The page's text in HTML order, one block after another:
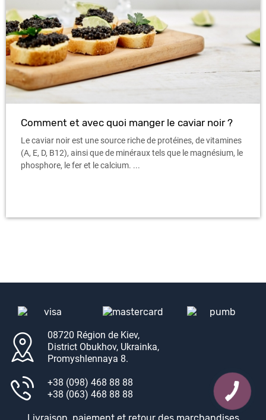
Comment et avec quoi manger le caviar noir ?
Le caviar noir est une source riche de protéines, de vitamines
(A, E, D, B12), ainsi que de minéraux tels que le magnésium, le
phosphore, le fer et le calcium. ...
08720 Région de Kiev,
District Obukhov, Ukrainka,
Promyshlennaya 8.
+38 (098) 468 88 88
+38 (063) 468 88 88